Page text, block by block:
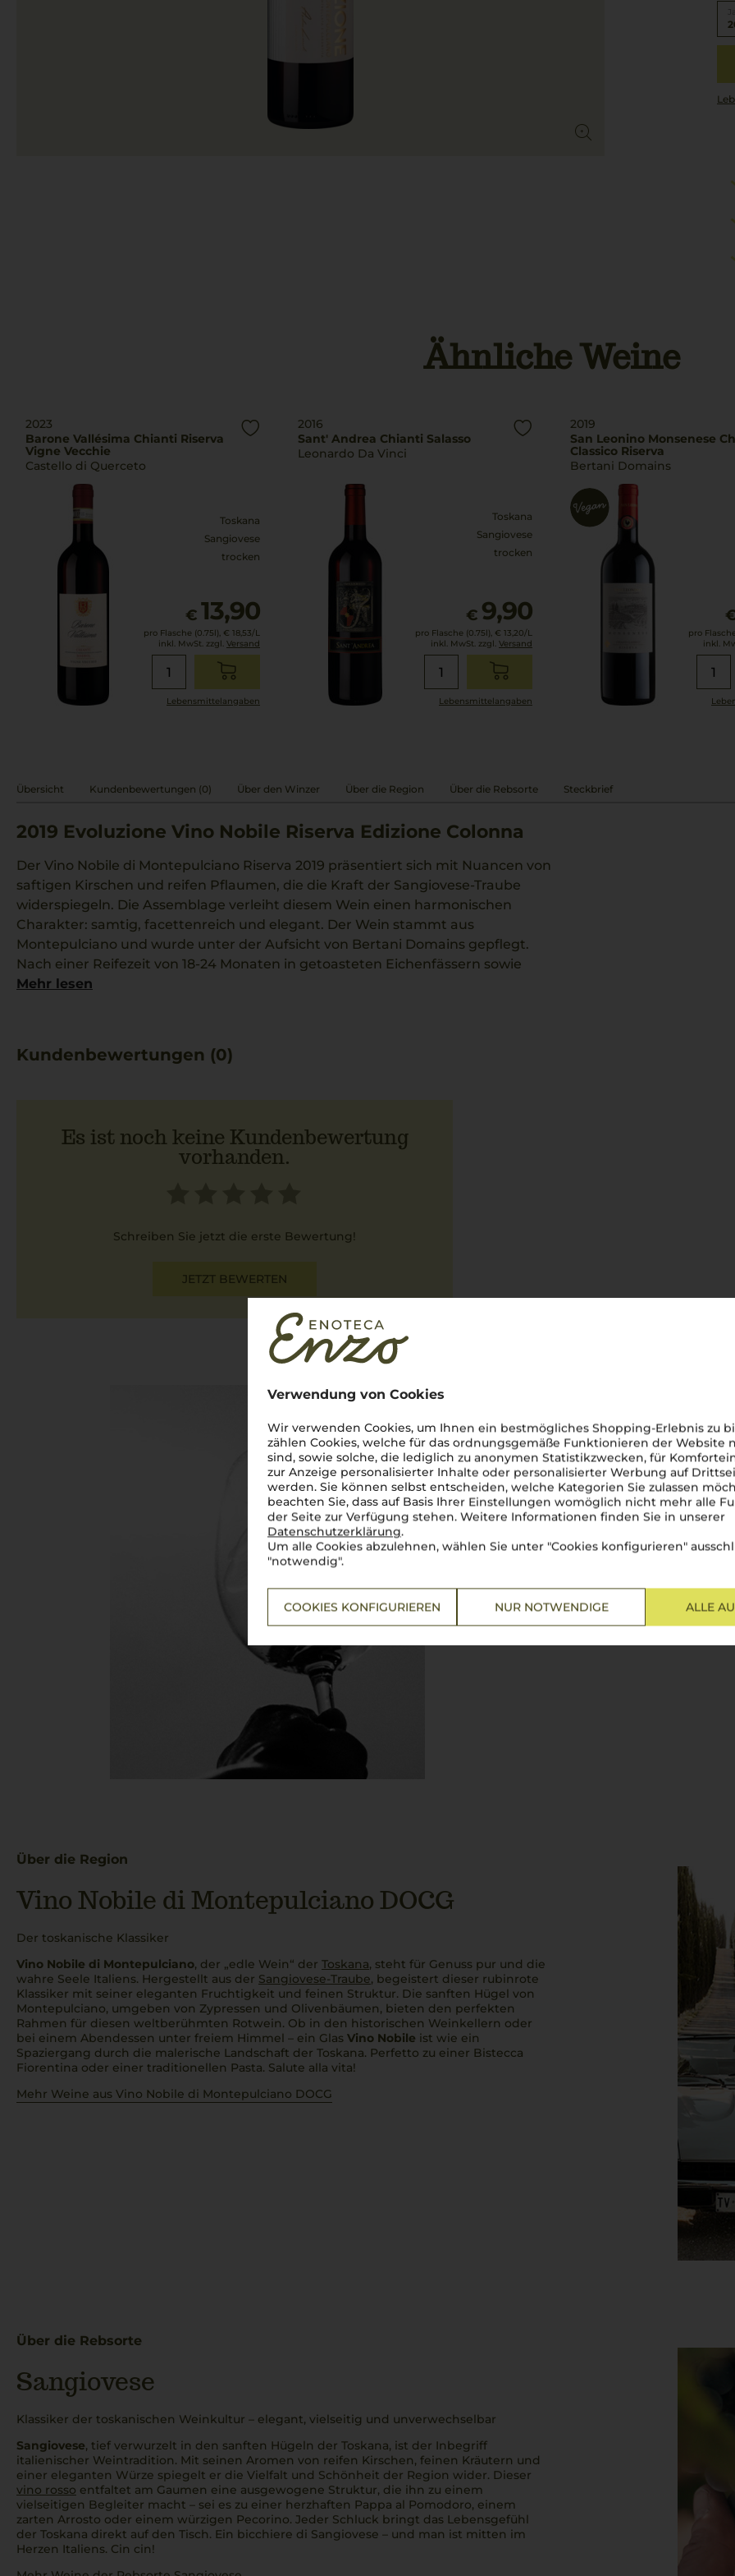
Verwendung von Cookies
Wir verwenden Cookies, um Ihnen ein bestmögliches Shopping-Erlebnis zu
zählen Cookies, welche für das ordnungsgemäße Funktionieren der Website
sind, sowie solche, die lediglich zu anonymen Statistikzwecken, für
zur Anzeige personalisierter Inhalte oder personalisierter Werbung auf
werden. Sie können selbst entscheiden, welche Kategorien Sie zulassen
beachten Sie, dass auf Basis Ihrer Einstellungen womöglich nicht mehr alle
der Seite zur Verfügung stehen. Weitere Informationen finden Sie in unserer
Datenschutzerklärung.
Um alle Cookies abzulehnen, wählen Sie unter "Cookies konfigurieren"
"notwendig".
COOKIES KONFIGURIEREN NUR NOTWENDIGE ALLE
Ähnliche Weine
2023
Barone Vallésima Chianti Riserva
Vigne Vecchie
Castello di Querceto
Toskana
Sangiovese
trocken
€ 13,90
pro Flasche (0.75l), € 18,53/L
inkl. MwSt. zzgl. Versand
Lebensmittel­angaben
2016
Sant' Andrea Chianti Salasso
Leonardo Da Vinci
Toskana
Sangiovese
trocken
€ 9,90
pro Flasche (0.75l), € 13,20/L
inkl. MwSt. zzgl. Versand
Lebensmittel­angaben
2019
San Leonino Monsenese
Classico Riserva
Bertani Domains
pro
inkl.
Übersicht Kundenbewertungen (0) Über den Winzer Über die Region Über die Rebsorte Steckbrief
2019 Evoluzione Vino Nobile Riserva Edizione Colonna
Der Vino Nobile di Montepulciano Riserva 2019 präsentiert sich mit Nuancen von
saftigen Kirschen und reifen Pflaumen, die die Kraft der Sangiovese-Traube
widerspiegeln. Die Assemblage verleiht diesem Wein einen harmonischen
Charakter: samtig, facettenreich und elegant. Der Wein stammt aus
Montepulciano und wurde unter der Aufsicht von Bertani Domains gepflegt.
Nach einer Reifezeit von 18-24 Monaten in getoasteten Eichenfässern sowie
weiterer Lagerung entwickelt der Wein feine Tannine, subtile Würze und einen
Mehr lesen
Kundenbewertungen (0)
Es ist noch keine Kundenbewertung
vorhanden.
Schreiben Sie jetzt die erste Bewertung!
JETZT BEWERTEN
Bertani
Meister der eleganten
Bertaniund Amarone–una
für Weine, die nicht nur
Harmonie beeindrucken. Der
dunklen Kirschen und reifen
Gaumen entfaltet er seine
Tanninen – einfach
haben. Ein Muss für
Mehr Weine von Bertani
Über die Region
Vino Nobile di Montepulciano DOCG
Der toskanische Klassiker
Vino Nobile di Montepulciano, der „edle Wein“ der Toskana, steht für Genuss pur und die
wahre Seele Italiens. Hergestellt aus der Sangiovese-Traube, begeistert dieser rubinrote
Klassiker mit seiner eleganten Fruchtigkeit und feinen Struktur. Die sanften Hügel von
Montepulciano, umgeben von Zypressen und Olivenbäumen, bieten den perfekten
Rahmen für diesen weltberühmten Rotwein. Ob in den historischen Weinkellern oder
bei einem Abendessen unter freiem Himmel – ein Glas Vino Nobile ist wie ein
Spaziergang durch die malerische Landschaft der Toskana. Perfetto zu einer Bistecca
Fiorentina oder einer traditionellen Pasta. Salute alla vita!
Mehr Weine aus Vino Nobile di Montepulciano DOCG
Über die Rebsorte
Sangiovese
Klassiker der toskanischen Weinkultur – elegant, vielseitig und unverwechselbar
Sangiovese, tief verwurzelt in den sanften Hügeln der Toskana, ist der Inbegriff
italienischer Weintradition. Mit seinen Aromen von reifen Kirschen, feinen Kräutern und
einer eleganten Würze spiegelt er die Vielfalt und Schönheit der Region wider. Dieser
vino rosso entfaltet am Gaumen eine ausgewogene Struktur, die ihn zu einem
vielseitigen Begleiter macht – sei es zu einer herzhaften Pappa al Pomodoro, einem
zarten Arrosto oder einem würzigen Pecorino. Jeder Schluck bringt das Lebensgefühl
der Toskana direkt auf den Tisch. Ein bicchiere di Sangiovese – und man ist mitten im
Herzen Italiens. Cin cin!